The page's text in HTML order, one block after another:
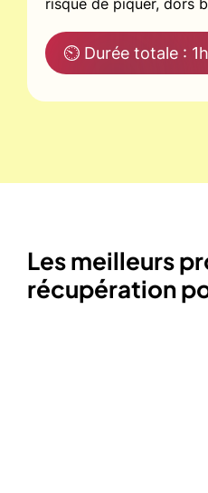
⏲ Durée totale :
Les meilleurs
récupération